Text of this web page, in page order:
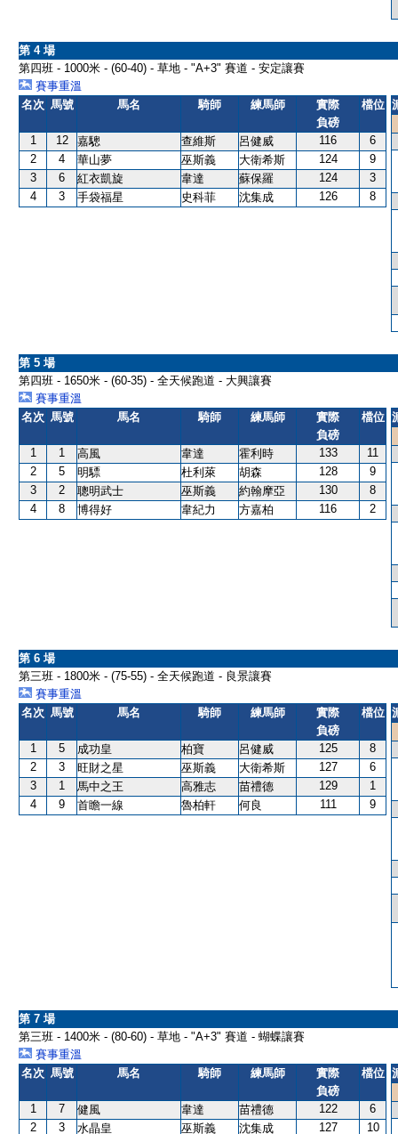
第 4 場
第四班 - 1000米 - (60-40) - 草地 - "A+3" 賽道 - 安定讓賽
賽事重溫
名次 馬號 馬名 騎師 練馬師
實際
負磅
檔位
1 12 嘉驄 查維斯 呂健威 116
6
2
4 華山夢 巫斯義 大衛希斯 124
9
3
6 紅衣凱旋 韋達 蘇保羅 124
3
4
3 手袋福星 史科菲 沈集成 126 8
第 5 場
第四班 - 1650米 - (60-35) - 全天候跑道 - 大興讓賽
賽事重溫
名次 馬號 馬名 騎師 練馬師
實際
負磅
檔位
1 1 高風 韋達 霍利時 133
11
2
5 明驃 杜利萊 胡森 128
9
3
2 聰明武士 巫斯義 約翰摩亞 130
8
4
8 博得好 韋紀力 方嘉柏 116 2
第 6 場
第三班 - 1800米 - (75-55) - 全天候跑道 - 良景讓賽
賽事重溫
名次 馬號 馬名 騎師 練馬師
實際
負磅
檔位
1 5 成功皇 柏寶 呂健威 125
8
2
3 旺財之星 巫斯義 大衛希斯 127
6
3
1 馬中之王 高雅志 苗禮德 129
1
4
9 首瞻一線 魯柏軒 何良 111 9
第 7 場
第三班 - 1400米 - (80-60) - 草地 - "A+3" 賽道 - 蝴蝶讓賽
賽事重溫
名次 馬號 馬名 騎師 練馬師
實際
負磅
檔位
1 7 健風 韋達 苗禮德 122
6
2
3 水晶皇 巫斯義 沈集成 127
10